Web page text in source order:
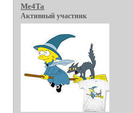
Me4Ta
Активный участник